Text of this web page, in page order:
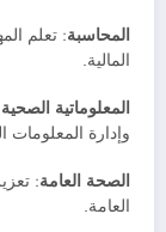
المحاسبة: تعلم
المالية.
المعلوماتية الصحية
وإدارة المعلومات
الصحة العامة:
العامة.